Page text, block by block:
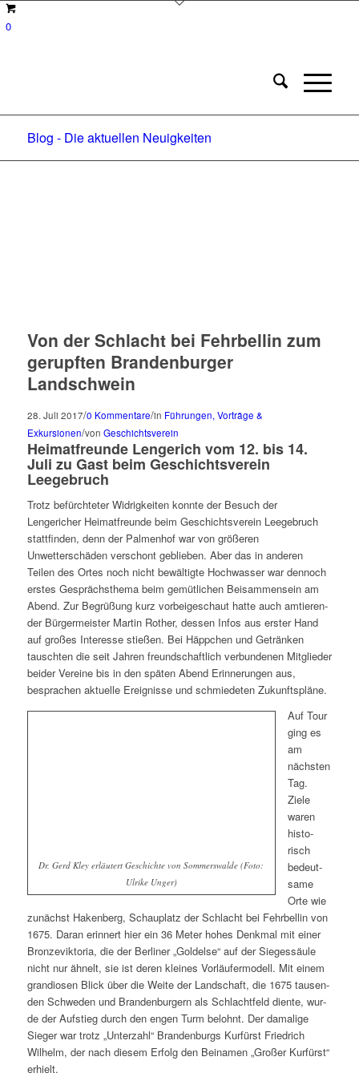
0
Blog - Die aktuellen Neuigkeiten
Von der Schlacht bei Fehrbellin zum
gerupften Brandenburger
Landschwein
28. Juli 2017/0 Kommentare/in Führungen, Vorträge &
Exkursionen/von Geschichtsverein
Heimatfreunde Lengerich vom 12. bis 14.
Juli zu Gast beim Geschichtsverein
Leegebruch
Trotz befürch­te­ter Widrigkeiten konn­te der Besuch der
Lengericher Heimatfreunde beim Geschichtsverein Leegebruch
statt­fin­den, denn der Palmenhof war von grö­ße­ren
Unwetterschäden ver­schont geblie­ben. Aber das in ande­ren
Teilen des Ortes noch nicht bewäl­tig­te Hochwasser war den­noch
ers­tes Gesprächsthema beim gemüt­li­chen Beisammensein am
Abend. Zur Begrüßung kurz vor­bei­ge­schaut hat­te auch amtie­ren­
der Bürgermeister Martin Rother, des­sen Infos aus ers­ter Hand
auf gro­ßes Interesse stie­ßen. Bei Häppchen und Getränken
tausch­ten die seit Jahren freund­schaft­lich ver­bun­de­nen Mitglieder
bei­der Vereine bis in den spä­ten Abend Erinnerungen aus,
bespra­chen aktu­el­le Ereignisse und schmie­de­ten Zukunftspläne.
Dr. Gerd Kley erläutert Geschichte von Sommerswalde (Foto:
Ulrike Unger)
Auf Tour
ging es
am
nächs­ten
Tag.
Ziele
waren
his­to­
risch
bedeut­
sa­me
Orte wie
zunächst Hakenberg, Schauplatz der Schlacht bei Fehrbellin von
1675. Daran erin­nert hier ein 36 Meter hohes Denkmal mit einer
Bronzeviktoria, die der Berliner „Goldelse“ auf der Siegessäule
nicht nur ähnelt, sie ist deren klei­nes Vorläufermodell. Mit einem
gran­dio­sen Blick über die Weite der Landschaft, die 1675 tau­sen­
den Schweden und Brandenburgern als Schlachtfeld dien­te, wur­
de der Aufstieg durch den engen Turm belohnt. Der dama­li­ge
Sieger war trotz „Unterzahl“ Brandenburgs Kurfürst Friedrich
Wilhelm, der nach die­sem Erfolg den Beinamen „Großer Kurfürst“
erhielt.